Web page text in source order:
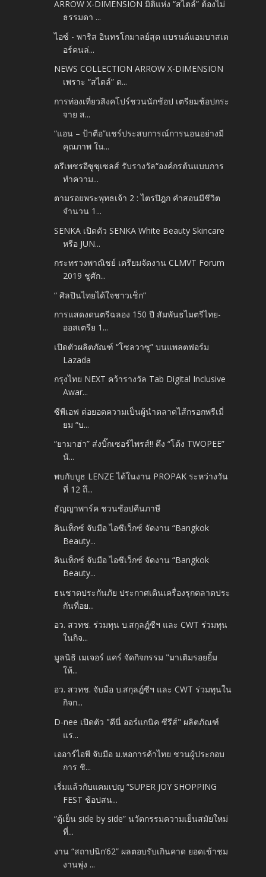
ARROW X-DIMENSION มิติแห่ง “สไตล์” ต้องไม่
ธรรมดา ...
ไอซ์ - พาริส อินทรโกมาลย์สุต แบรนด์แอมบาสเด
อร์คนล่...
NEWS COLLECTION ARROW X-DIMENSION
เพราะ “สไตล์” ต...
การท่องเที่ยวสิงคโปร์ชวนนักช้อป เตรียมช้อปกระ
จาย ส...
“แอน – ป้าตือ”แชร์ประสบการณ์การนอนอย่างมี
คุณภาพ ใน...
ตรีเพชรอีซูซุเซลส์ รับรางวัล“องค์กรต้นแบบการ
ทำความ...
ตามรอยพระพุทธเจ้า 2 : ไตรปิฎก คำสอนมีชีวิต
จำนวน 1...
SENKA เปิดตัว SENKA White Beauty Skincare
หรือ JUN...
กระทรวงพาณิชย์ เตรียมจัดงาน CLMVT Forum
2019 ชูศัก...
“ ศิลปินไทยได้ใจชาวเช็ก”
การแสดงดนตรีฉลอง 150 ปี สัมพันธไมตรีไทย-
ออสเตรีย 1...
เปิดตัวผลิตภัณฑ์ “โซลวาซู” บนแพลตฟอร์ม
Lazada
กรุงไทย NEXT คว้ารางวัล Tab Digital Inclusive
Awar...
ซีพีเอฟ ต่อยอดความเป็นผู้นำตลาดไส้กรอกพรีเมี่
ยม “บ...
“ยามาฮ่า” ส่งบิ๊กเซอร์ไพรส์!! ดึง “โต้ง TWOPEE”
นั...
พบกับบูธ LENZE ได้ในงาน PROPAK ระหว่างวัน
ที่ 12 ถึ...
ธัญญาพาร์ค ชวนช้อปคืนภาษี
คินเท็กซ์ จับมือ ไอซีเว็กซ์ จัดงาน “Bangkok
Beauty...
คินเท็กซ์ จับมือ ไอซีเว็กซ์ จัดงาน “Bangkok
Beauty...
ธนชาตประกันภัย ประกาศเดินเครื่องรุกตลาดประ
กันที่อย...
อว. สวทช. ร่วมทุน บ.สกุลฎ์ซีฯ และ CWT ร่วมทุน
ในกิจ...
มูลนิธิ เมเจอร์ แคร์ จัดกิจกรรม "มาเติมรอยยิ้ม
ให้...
อว. สวทช. จับมือ บ.สกุลฎ์ซีฯ และ CWT ร่วมทุนใน
กิจก...
D-nee เปิดตัว "ดีนี่ ออร์แกนิค ซีรีส์" ผลิตภัณฑ์
แร...
เออาร์ไอพี จับมือ ม.หอการค้าไทย ชวนผู้ประกอบ
การ ชิ...
เริ่มแล้วกับแคมเปญ “SUPER JOY SHOPPING
FEST ช้อปสน...
“ตู้เย็น side by side” นวัตกรรมความเย็นสมัยใหม่
ที่...
งาน “สถาปนิก’62” ผลตอบรับเกินคาด ยอดเข้าชม
งานพุ่ง ...